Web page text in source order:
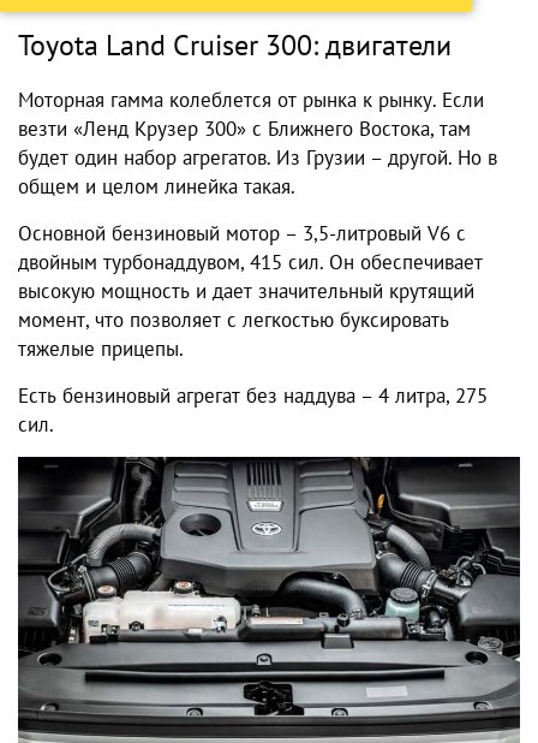
Toyota Land Cruiser 300: двигатели
Моторная гамма колеблется от рынка к рынку. Если
везти «Ленд Крузер 300» с Ближнего Востока, там
будет один набор агрегатов. Из Грузии – другой. Но в
общем и целом линейка такая.
Основной бензиновый мотор – 3,5-литровый V6 с
двойным турбонаддувом, 415 сил. Он обеспечивает
высокую мощность и дает значительный крутящий
момент, что позволяет с легкостью буксировать
тяжелые прицепы.
Есть бензиновый агрегат без наддува – 4 литра, 275
сил.